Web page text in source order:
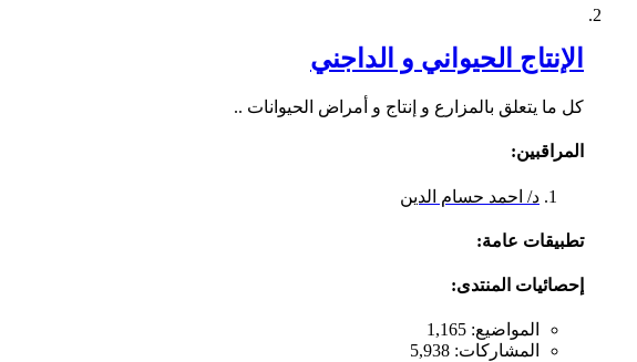
الإنتاج الحيواني و الداجني
كل ما يتعلق بالمزارع و إنتاج و أمراض الحيوانات ..
المراقبين:
د/ احمد حسام الدين
تطبيقات عامة:
إحصائيات المنتدى:
المواضيع: 1,165
المشاركات: 5,938